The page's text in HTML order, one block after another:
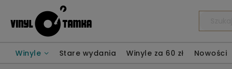
Winyle Stare wydania Winyle za 60 zł Nowości